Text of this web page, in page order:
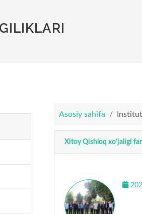
Asosiy sahifa
Xitoy Qishloq xo‘jaligi